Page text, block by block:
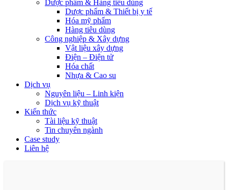
Dược phẩm & Hàng tiêu dùng
Dược phẩm & Thiết bị y tế
Hóa mỹ phẩm
Hàng tiêu dùng
Công nghiệp & Xây dựng
Vật liệu xây dựng
Điện – Điện tử
Hóa chất
Nhựa & Cao su
Dịch vụ
Nguyên liệu – Linh kiện
Dịch vụ kỹ thuật
Kiến thức
Tài liệu kỹ thuật
Tin chuyên ngành
Case study
Liên hệ